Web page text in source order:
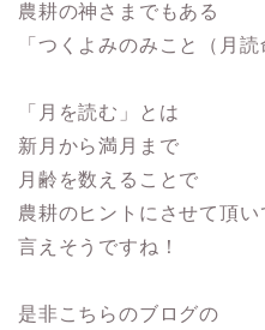
農耕の神さまでもある
「つくよみのみこと（月読
「月を読む」とは
新月から満月まで
月齢を数えることで
農耕のヒントにさせて頂い
言えそうですね！
是非こちらのブログの